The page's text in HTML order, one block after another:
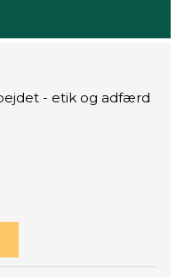
- etik og adfærd